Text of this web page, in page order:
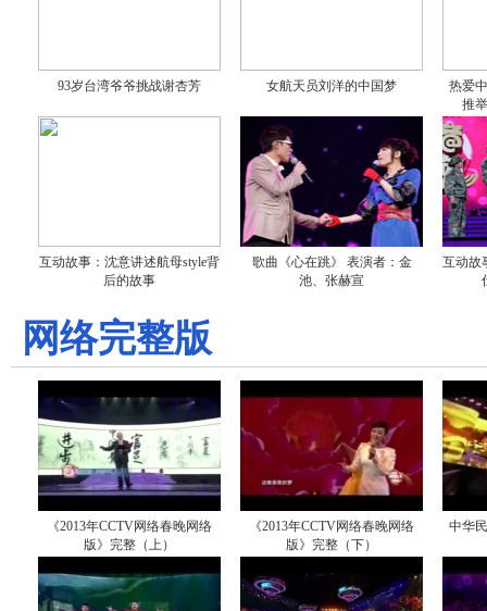
93岁台湾爷爷挑战谢杏芳 女航天员刘洋的中国梦
热爱
推
互动故事：沈意讲述航母style背
后的故事
歌曲《心在跳》 表演者：金
池、张赫宣
互动故
网络完整版
《2013年CCTV网络春晚网络
版》完整（上）
《2013年CCTV网络春晚网络
版》完整（下）
中华